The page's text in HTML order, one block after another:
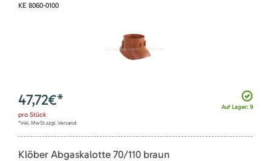
KE 8060-0100
Auf Lager: 9
47,72€*
pro Stück
*inkl. MwSt zzgl. Versand
Klöber Abgaskalotte 70/110 braun